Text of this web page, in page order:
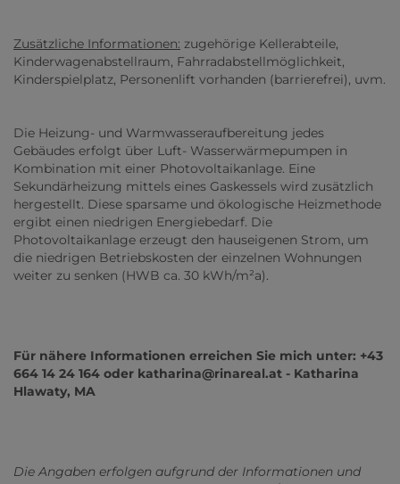
Zusätzliche Informationen: zugehörige Kellerabteile,
Kinderwagenabstellraum, Fahrradabstellmöglichkeit,
Kinderspielplatz, Personenlift vorhanden (barrierefrei), uvm.
Die Heizung- und Warmwasseraufbereitung jedes
Gebäudes erfolgt über Luft- Wasserwärmepumpen in
Kombination mit einer Photovoltaikanlage. Eine
Sekundärheizung mittels eines Gaskessels wird zusätzlich
hergestellt. Diese sparsame und ökologische Heizmethode
ergibt einen niedrigen Energiebedarf. Die
Photovoltaikanlage erzeugt den hauseigenen Strom, um
die niedrigen Betriebskosten der einzelnen Wohnungen
weiter zu senken (HWB ca. 30 kWh/m²a).
Für nähere Informationen erreichen Sie mich unter: +43
664 14 24 164 oder katharina@rinareal.at - Katharina
Hlawaty, MA
Die Angaben erfolgen aufgrund der Informationen und